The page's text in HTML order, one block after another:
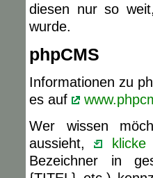
diesen nur so
wurde.
phpCMS
Informationen zu
es auf
Wer wissen
aussieht,
klicke
Bezeichner in